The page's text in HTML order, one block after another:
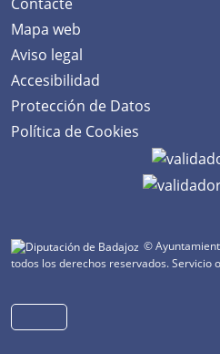
Mapa web
Aviso legal
Accesibilidad
Protección de Datos
Política de Cookies
©
todos los derechos reservados.Servicio